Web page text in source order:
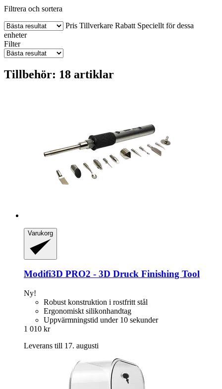
Filtrera och sortera
Pris Tillverkare Rabatt Speciellt för dessa
enheter
Filter
Tillbehör: 18 artiklar
Varukorg
Modifi3D PRO2 -​ 3D Druck Finishing Tool
Ny!
Robust konstruktion i rostfritt stål
Ergonomiskt silikonhandtag
Uppvärmningstid under 10 sekunder
1 010 kr
Leverans till 17. augusti